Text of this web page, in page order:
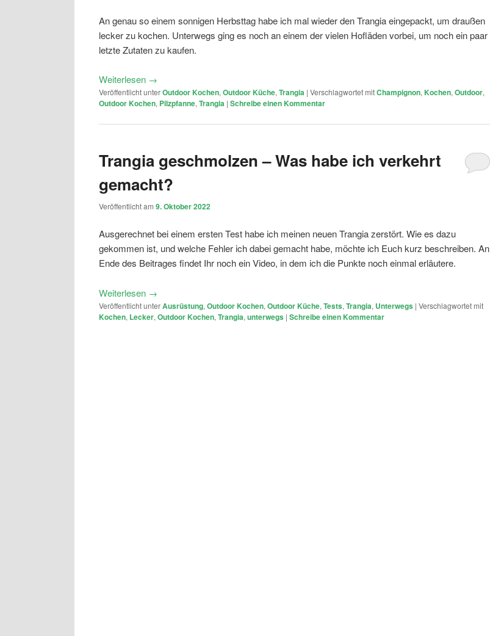
An genau so einem sonnigen Herbsttag habe ich mal wieder den Trangia eingepackt, um draußen
lecker zu kochen. Unterwegs ging es noch an einem der vielen Hofläden vorbei, um noch ein paar
letzte Zutaten zu kaufen.
Weiterlesen →
Veröffentlicht unterOutdoor Kochen, Outdoor Küche, Trangia | Verschlagwortet mitChampignon, Kochen, Outdoor,
Outdoor Kochen, Pilzpfanne, Trangia | Schreibe einen Kommentar
Trangia geschmolzen – Was habe ich verkehrt
gemacht?
Veröffentlicht am 9. Oktober 2022
Ausgerechnet bei einem ersten Test habe ich meinen neuen Trangia zerstört. Wie es dazu
gekommen ist, und welche Fehler ich dabei gemacht habe, möchte ich Euch kurz beschreiben. An
Ende des Beitrages findet Ihr noch ein Video, in dem ich die Punkte noch einmal erläutere.
Weiterlesen →
Veröffentlicht unterAusrüstung, Outdoor Kochen, Outdoor Küche, Tests, Trangia, Unterwegs | Verschlagwortet mit
Kochen, Lecker, Outdoor Kochen, Trangia, unterwegs | Schreibe einen Kommentar